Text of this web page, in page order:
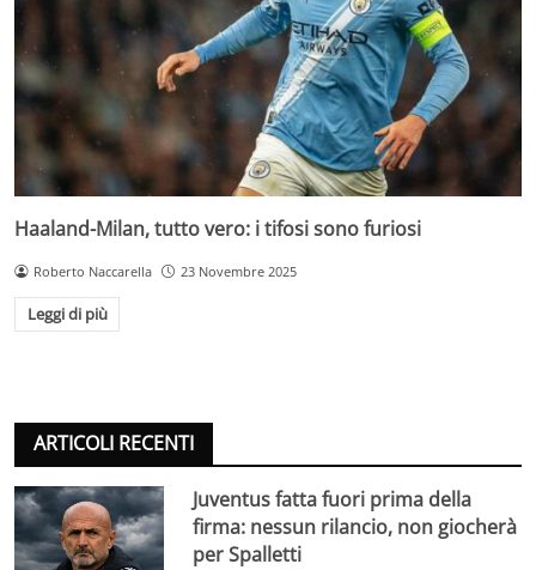
Haaland-Milan, tutto vero: i tifosi sono furiosi
Roberto Naccarella 23 Novembre 2025
Leggi di più
ARTICOLI RECENTI
Juventus fatta fuori prima della
firma: nessun rilancio, non giocherà
per Spalletti